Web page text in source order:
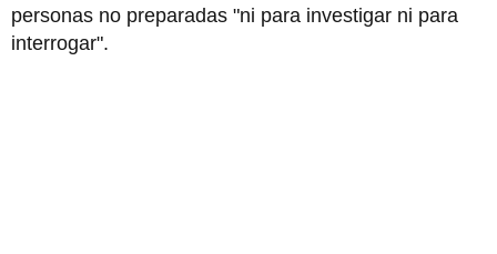
personas no preparadas "ni para investigar ni para
interrogar".